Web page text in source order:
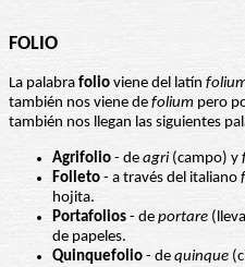
FOLIO
La palabra folio viene del latín
también nos viene de folium pero
también nos llegan las siguientes
Agrifolio - de agri (campo) y
Folleto - a través del italiano
hojita.
Portafolios - de portare
de papeles.
Quinquefolio - de quinque